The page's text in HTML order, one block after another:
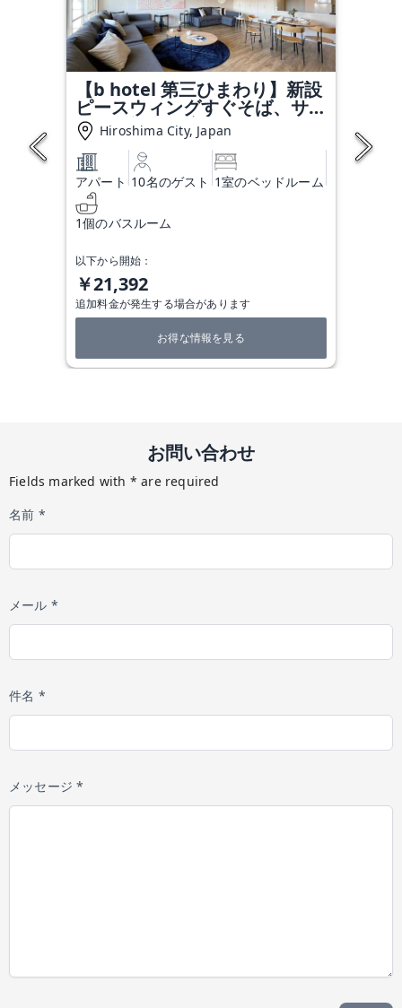
【b hotel 第三ひまわり】新設
ピースウィングすぐそば、サッ
カー観戦に最適アクセス 54
Hiroshima City, Japan
アパート 10名のゲスト 1室のベッドルーム
1個のバスルーム
以下から開始：
￥21,392
追加料金が発生する場合があります
お得な情報を見る
お問い合わせ
Fields marked with * are required
名前 *
メール *
件名 *
メッセージ *